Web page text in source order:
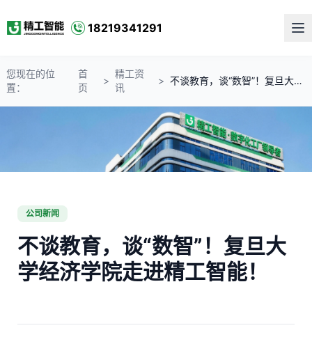
18219341291
您现在的位
置：
首
页
>
精工资
讯
> 不谈教育，谈“数智”！复旦大学经济学院走进精工智能！
公司新闻
不谈教育，谈“数智”！复旦大
学经济学院走进精工智能！